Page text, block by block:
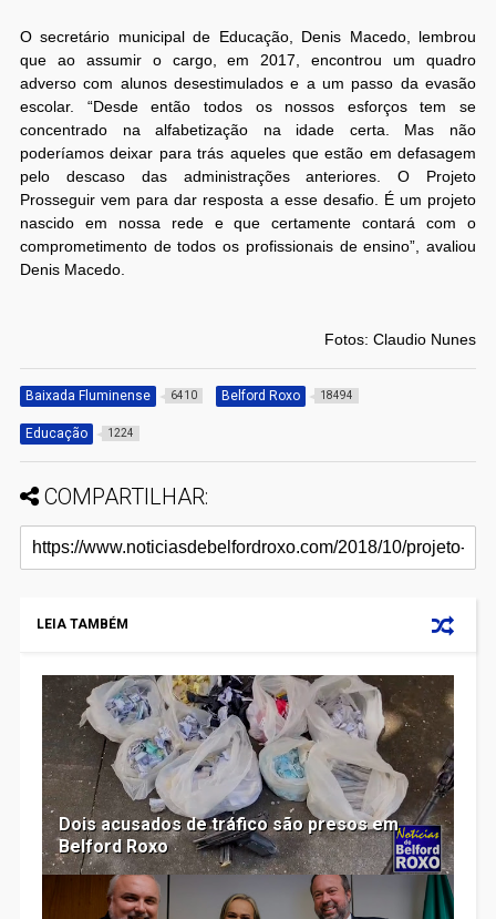
O secretário municipal de Educação, Denis Macedo, lembrou
que ao assumir o cargo, em 2017, encontrou um quadro
adverso com alunos desestimulados e a um passo da evasão
escolar. “Desde então todos os nossos esforços tem se
concentrado na alfabetização na idade certa. Mas não
poderíamos deixar para trás aqueles que estão em defasagem
pelo descaso das administrações anteriores. O Projeto
Prosseguir vem para dar resposta a esse desafio. É um projeto
nascido em nossa rede e que certamente contará com o
comprometimento de todos os profissionais de ensino”, avaliou
Denis Macedo.
Fotos: Claudio Nunes
Baixada Fluminense 6410 Belford Roxo 18494
Educação 1224
COMPARTILHAR:
LEIA TAMBÉM
Dois acusados de tráfico são presos em
Belford Roxo